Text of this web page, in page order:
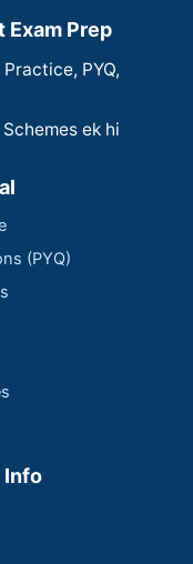
Exam Prep
PYQ,
ek hi
(PYQ)
Info